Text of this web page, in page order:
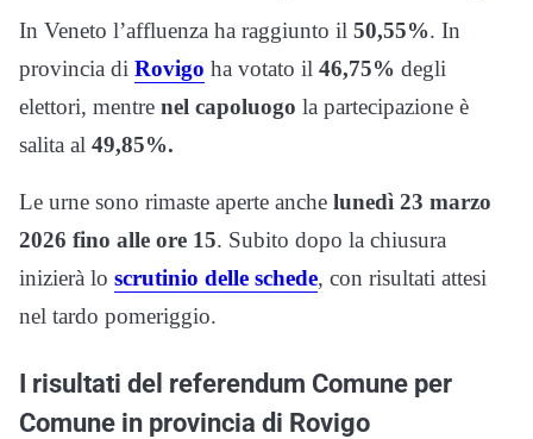
In Veneto l’affluenza ha raggiunto il 50,55%. In
provincia di Rovigo ha votato il 46,75% degli
elettori, mentre nel capoluogo la partecipazione è
salita al 49,85%.
Le urne sono rimaste aperte anche lunedì 23 marzo
2026 fino alle ore 15. Subito dopo la chiusura
inizierà lo scrutinio delle schede, con risultati attesi
nel tardo pomeriggio.
I risultati del referendum Comune per
Comune in provincia di Rovigo